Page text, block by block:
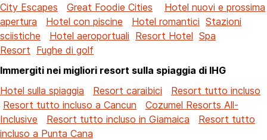
City Escapes
Great Foodie Cities
Hotel nuovi e prossima
apertura
Hotel con piscine Hotel romantici Stazioni
sciistiche
Hotel aeroportuali Resort Hotel Spa
Resort Fughe di golf
Immergiti nei migliori resort sulla spiaggia di IHG
Hotel sulla spiaggia
Resort caraibici
Resort tutto incluso
Resort tutto incluso a Cancun
Cozumel Resorts All-
Inclusive
Resort tutto incluso in Giamaica
Resort tutto
incluso a Punta Cana